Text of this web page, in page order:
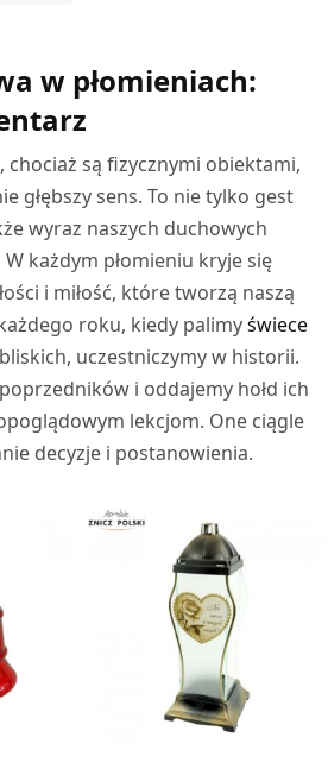
w płomieniach:
chociaż są fizycznymi obiektami,
głębszy sens. To nie tylko gest
wyraz naszych duchowych
W każdym płomieniu kryje się
i miłość, które tworzą naszą
roku, kiedy palimyświece
uczestniczymy w historii.
i oddajemy hołd ich
lekcjom. One ciągle
decyzje i postanowienia.